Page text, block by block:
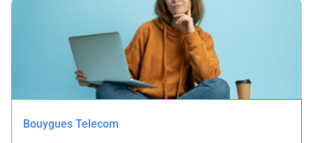
Bouygues Telecom